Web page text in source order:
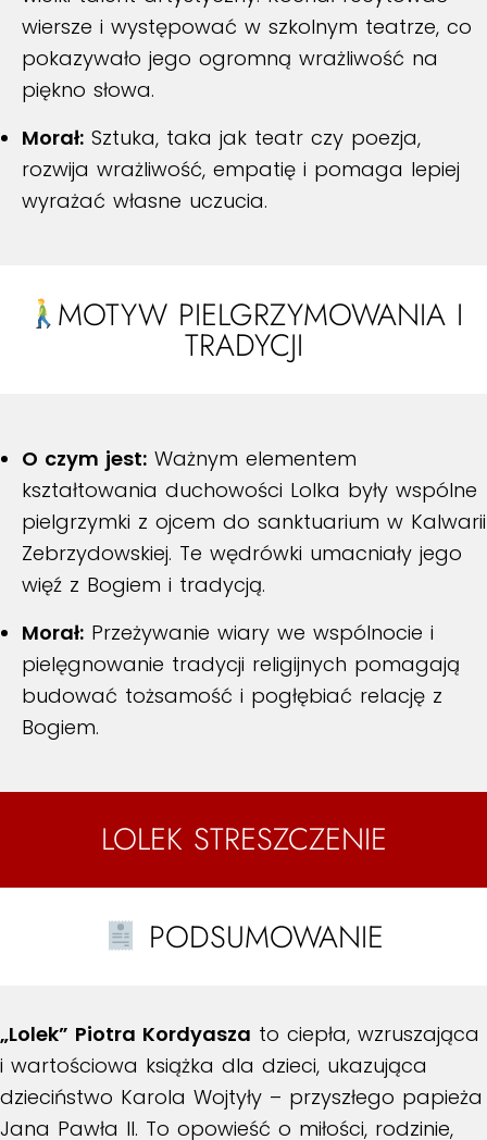
wiersze i występować w szkolnym teatrze, co
pokazywało jego ogromną wrażliwość na
piękno słowa.
Morał: Sztuka, taka jak teatr czy poezja,
rozwija wrażliwość, empatię i pomaga lepiej
wyrażać własne uczucia.
MOTYW PIELGRZYMOWANIA I
TRADYCJI
O czym jest: Ważnym elementem
kształtowania duchowości Lolka były wspólne
pielgrzymki z ojcem do sanktuarium w Kalwarii
Zebrzydowskiej. Te wędrówki umacniały jego
więź z Bogiem i tradycją.
Morał: Przeżywanie wiary we wspólnocie i
pielęgnowanie tradycji religijnych pomagają
budować tożsamość i pogłębiać relację z
Bogiem.
LOLEK STRESZCZENIE
PODSUMOWANIE
„Lolek” Piotra Kordyasza to ciepła, wzruszająca
i wartościowa książka dla dzieci, ukazująca
dzieciństwo Karola Wojtyły – przyszłego papieża
Jana Pawła II. To opowieść o miłości, rodzinie,